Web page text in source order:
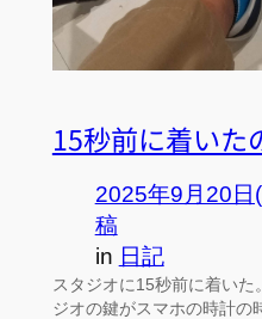
15秒前に着い
2025年9月20日
稿
in 日記
スタジオに15秒前に着い
ジオの鍵がスマホの時計の